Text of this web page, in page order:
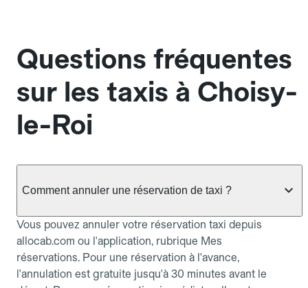
Questions fréquentes
sur les taxis à Choisy-
le-Roi
Comment annuler une réservation de taxi ?
Vous pouvez annuler votre réservation taxi depuis
allocab.com ou l'application, rubrique Mes
réservations. Pour une réservation à l'avance,
l'annulation est gratuite jusqu'à 30 minutes avant le